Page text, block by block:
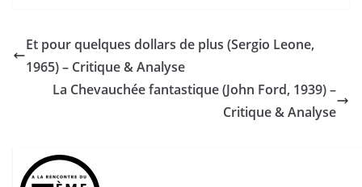
Et pour quelques dollars de plus (Sergio Leone,
1965) – Critique & Analyse
La Chevauchée fantastique (John Ford, 1939) –
Critique & Analyse